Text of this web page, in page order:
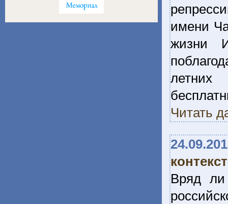
имени
жизни
летних
Читать
Вряд ли